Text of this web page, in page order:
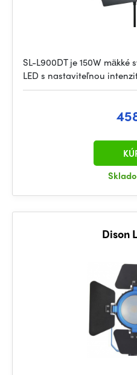
SL-L900DT je 150W mäkké
LED s nastaviteľnou
Dison